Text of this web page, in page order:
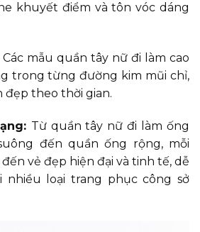
khuyết điểm và tôn vóc dáng
Các mẫu quần tây nữ đi làm cao
trong từng đường kim mũi chỉ,
đẹp theo thời gian.
Từ quần tây nữ đi làm ống
đến quần ống rộng, mỗi
vẻ đẹp hiện đại và tinh tế, dễ
nhiều loại trang phục công sở